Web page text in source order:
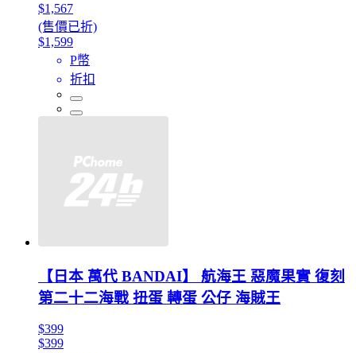
$1,567
(售價已折)
$1,599
P幣
折扣
【日本 萬代 BANDAI】 航海王 惡魔果實 復刻
第二十二海戰 扭蛋 轉蛋 公仔 海賊王
$399
$399